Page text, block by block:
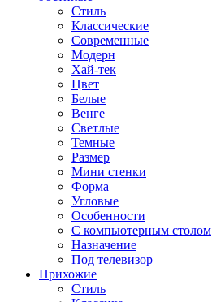
Стиль
Классические
Современные
Модерн
Хай-тек
Цвет
Белые
Венге
Светлые
Темные
Размер
Мини стенки
Форма
Угловые
Особенности
С компьютерным столом
Назначение
Под телевизор
Прихожие
Стиль